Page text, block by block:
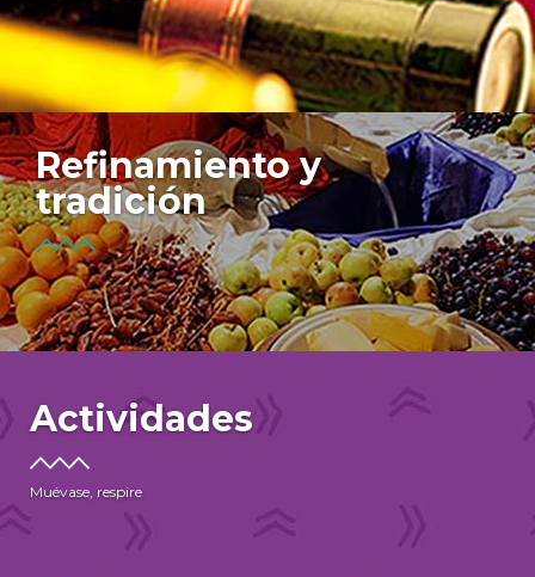
Refinamiento y
tradición
Actividades
Muévase, respire